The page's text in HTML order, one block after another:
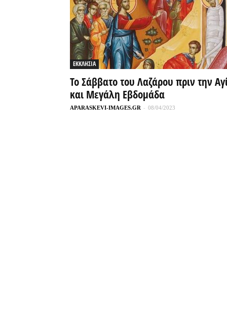
ΕΚΚΛΗΣΙΑ
Το Σάββατο του Λαζάρου πριν την
και Μεγάλη Εβδομάδα
APARASKEVI-IMAGES.GR - 08/04/2023